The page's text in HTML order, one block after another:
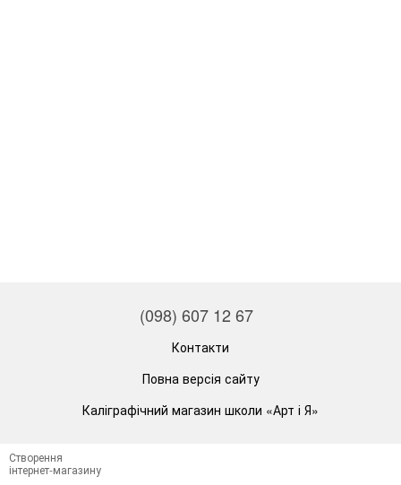
(098) 607 12 67
Контакти
Повна версія сайту
Каліграфічний магазин школи «Арт і Я»
Створення
інтернет-магазину